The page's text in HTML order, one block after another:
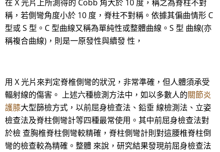
在 X 光片上所測得的 Cobb 角大於 10 度，稱之為脊柱不對
稱，若側彎角度小於 10 度，脊柱不對稱。依據其偏曲情形 C
型或 S 型。C 型曲線又稱為單純性或整體曲線。S 型 曲線(亦
稱複合曲線)，則是一原發性與續發 性，
用 X 光片來判定脊椎側彎的狀況，非常準確，但人體須承受
輻射線的傷害。 上述六種檢測方法中，如以多數人的關節炎
護膝大型篩檢方式，以前屈身檢查法、鉛垂 線檢測法、立姿
檢查法及脊柱側彎計等四種最常使用。其中前屈身檢查法對
於檢 查胸椎脊柱側彎較精確，脊柱側彎計則對這腰椎脊柱倒
彎的檢查較為精確。整體 來說，研究結果發現前屈身檢查法